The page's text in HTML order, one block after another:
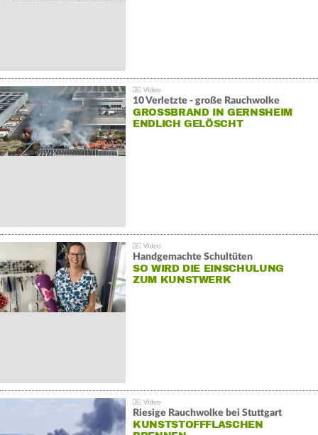
10 Verletzte - große Rauchwolke
GROSSBRAND IN GERNSHEIM E
NDLICH GELÖSCHT
Handgemachte Schultüten
SO WIRD DIE EINSCHULUNG
ZUM KUNSTWERK
Riesige Rauchwolke bei Stuttgart
KUNSTSTOFFFLASCHEN